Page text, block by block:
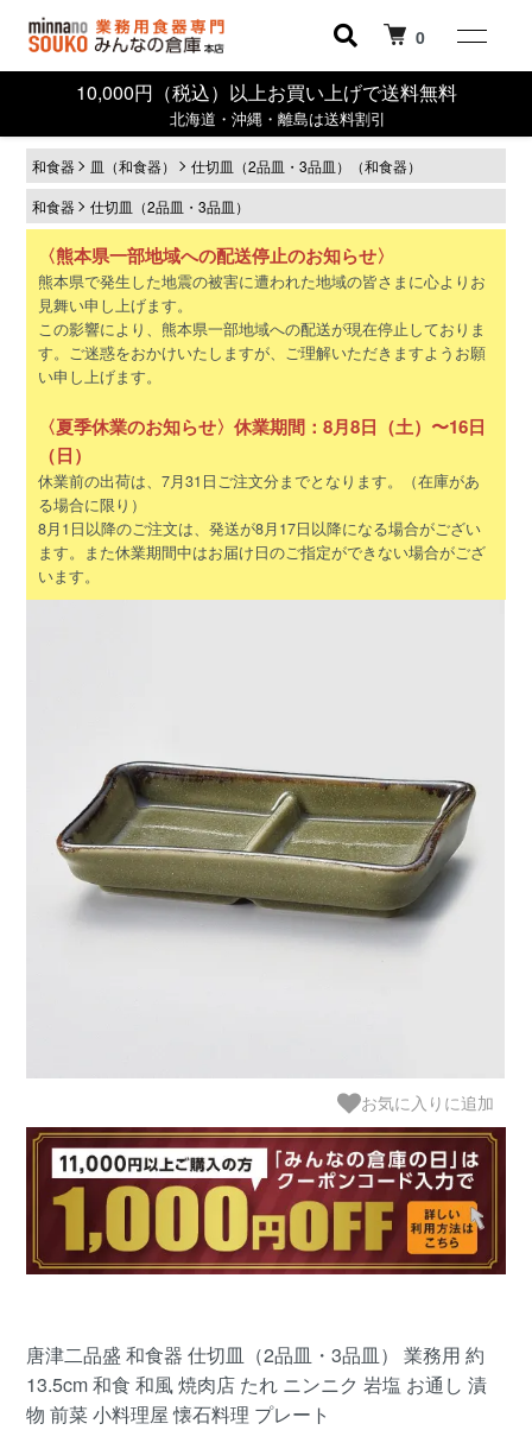
0
10,000円（税込）以上お買い上げで送料無料
北海道・沖縄・離島は送料割引
和食器 皿（和食器）
仕切皿（2品皿・3品皿）（和食器）
和食器
仕切皿（2品皿・3品皿）
〈熊本県一部地域への配送停止のお知らせ〉
熊本県で発生した地震の被害に遭われた地域の皆さまに心よりお
見舞い申し上げます。
この影響により、熊本県一部地域への配送が現在停止しておりま
す。ご迷惑をおかけいたしますが、ご理解いただきますようお願
い申し上げます。
〈夏季休業のお知らせ〉休業期間：8月8日（土）〜16日
（日）
休業前の出荷は、7月31日ご注文分までとなります。（在庫があ
る場合に限り）
8月1日以降のご注文は、発送が8月17日以降になる場合がござい
ます。また休業期間中はお届け日のご指定ができない場合がござ
います。
お気に入りに追加
唐津二品盛 和食器 仕切皿（2品皿・3品皿） 業務用 約
13.5cm 和食 和風 焼肉店 たれ ニンニク 岩塩 お通し 漬
物 前菜 小料理屋 懐石料理 プレート